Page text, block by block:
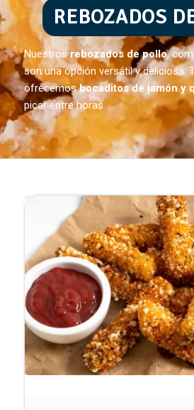
REBOZADOS
Nuestrosrebozados de pollo,
son una opción versátil y deliciosa.
ofrecemosbocaditos de jamón y
picar entre horas.